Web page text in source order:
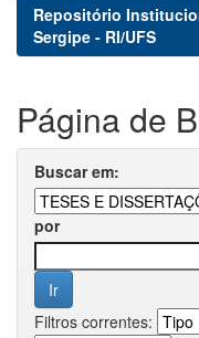
Repositório
Sergipe - RI/UFS
Página de
Buscar em:
por
Filtros correntes: